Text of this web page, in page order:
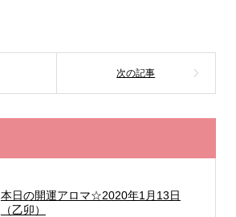
本日の開運アロマ☆2020年1月13日
（乙卯）